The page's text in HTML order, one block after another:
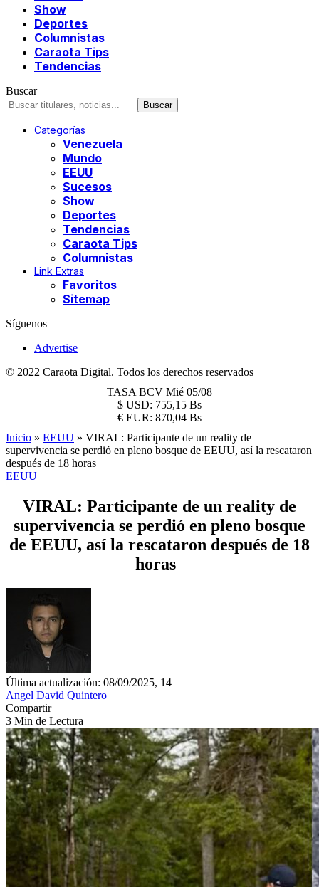
Show
Deportes
Columnistas
Caraota Tips
Tendencias
Buscar
Categorías
Venezuela
Mundo
EEUU
Sucesos
Show
Deportes
Tendencias
Caraota Tips
Columnistas
Link Extras
Favoritos
Sitemap
Síguenos
Advertise
© 2022 Caraota Digital. Todos los derechos reservados
TASA BCV Mié 05/08
$ USD: 755,15 Bs
€ EUR: 870,04 Bs
Inicio » EEUU » VIRAL: Participante de un reality de
supervivencia se perdió en pleno bosque de EEUU, así la rescataron
después de 18 horas
EEUU
VIRAL: Participante de un reality de
supervivencia se perdió en pleno bosque
de EEUU, así la rescataron después de 18
horas
Última actualización: 08/09/2025, 14
Angel David Quintero
Compartir
3 Min de Lectura